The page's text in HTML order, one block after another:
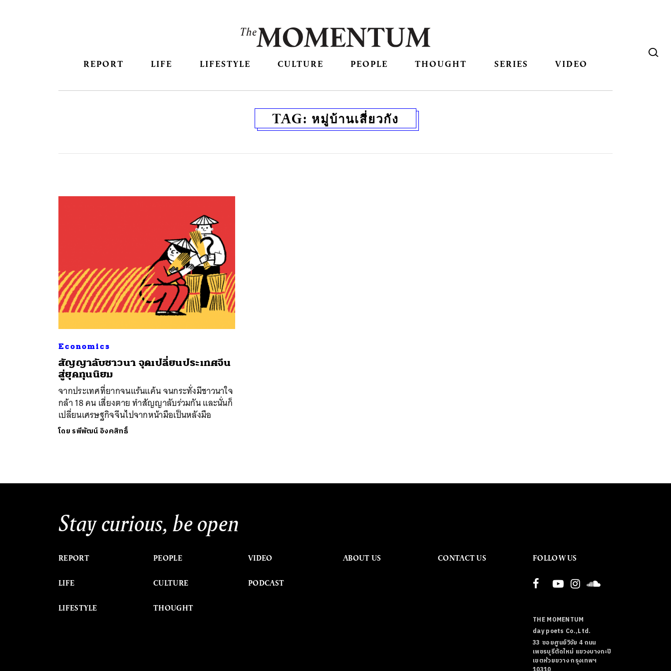
REPORT LIFE LIFESTYLE CULTURE PEOPLE THOUGHT SERIES VIDEO
TAG: หมู่บ้านเสี่ยวกัง
Economics
สัญญาลับชาวนา จุดเปลี่ยนประเทศจีน
สู่ยุคทุนนิยม
จากประเทศที่ยากจนแร้นแค้น จนกระทั่งมีชาวนาใจ
กล้า 18 คน เสี่ยงตาย ทำสัญญาลับร่วมกัน และนั่นก็
เปลี่ยนเศรษฐกิจจีนไปจากหน้ามือเป็นหลังมือ
โดย รพีพัฒน์ อิงคสิทธิ์
Stay curious, be open
REPORT
LIFE
LIFESTYLE
PEOPLE
CULTURE
THOUGHT
VIDEO
PODCAST
ABOUT US CONTACT US FOLLOW US
THE MOMENTUM
day poets Co.,Ltd.
33 ซอยศูนย์วิจัย 4 ถนน
เพชรบุรีตัดใหม่ แขวงบางกะปิ
เขตห้วยขวาง กรุงเทพฯ
ค้นหา